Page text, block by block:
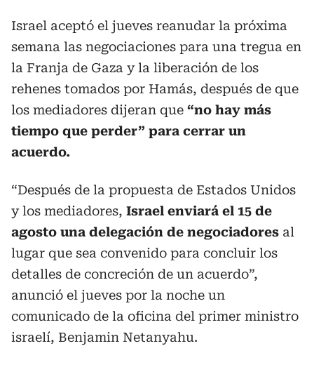
Israel aceptó el jueves reanudar la próxima
semana las negociaciones para una tregua en
la Franja de Gaza y la liberación de los
rehenes tomados por Hamás, después de que
los mediadores dijeran que “no hay más
tiempo que perder” para cerrar un
acuerdo.
“Después de la propuesta de Estados Unidos
y los mediadores, Israel enviará el 15 de
agosto una delegación de negociadores al
lugar que sea convenido para concluir los
detalles de concreción de un acuerdo”,
anunció el jueves por la noche un
comunicado de la oficina del primer ministro
israelí, Benjamin Netanyahu.